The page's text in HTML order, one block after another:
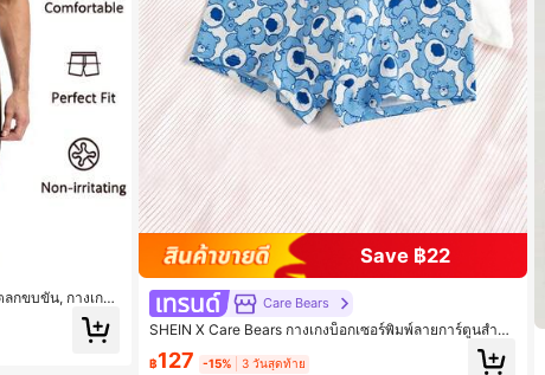
กขบขัน, กางเกง
Save ฿22
Care Bears
SHEIN X Care Bears กางเกงบ็อกเซอร์พิมพ์ลายการ์ตูนสำหรั
฿127 -15% 3 วันสุดท้าย